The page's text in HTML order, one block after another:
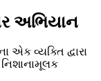
અભિયાન
એક વ્યક્તિ દ્વારા